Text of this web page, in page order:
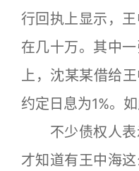
行回执上显示，
在几十万。其中
上，沈某某借给
约定日息为1%。
不少债权人表
才知道有王中海